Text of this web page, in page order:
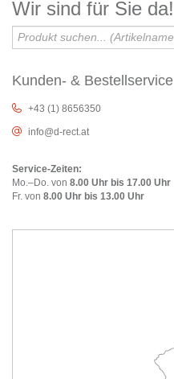
Wir sind für Sie da!
Kunden- & Bestellservice
+43 (1) 8656350
info@d-rect.at
Service-Zeiten:
Mo.–Do. von 8.00 Uhr bis 17.00 Uhr
Fr. von 8.00 Uhr bis 13.00 Uhr